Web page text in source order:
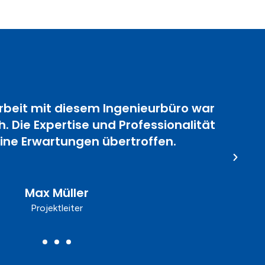
diesem Ingenieurbüro war
und Professionalität
übertroffen.
Müller
Projektleiter